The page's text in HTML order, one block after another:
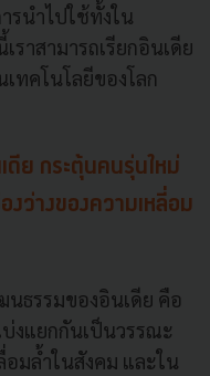
รนำไปใช้ทั้งใน
าสามารถเรียกอินเดีย
ทคโนโลยีของโลก
ย กระตุ้นคนรุ่นใหม่
งว่างของความเหลี่อม
นธรรมของอินเดีย คือ
งแยกกันเป็นวรรณะ
มล้ำในสังคม และใน